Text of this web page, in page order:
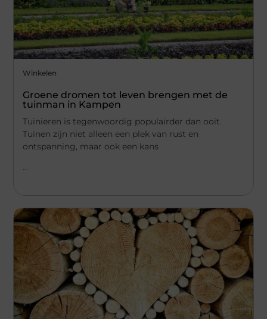
Winkelen
Groene dromen tot leven brengen met de
tuinman in Kampen
Tuinieren is tegenwoordig populairder dan ooit.
Tuinen zijn niet alleen een plek van rust en
ontspanning, maar ook een kans
...